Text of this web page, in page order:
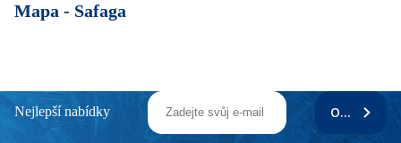
Mapa - Safaga
Nejlepší nabídky ODEBÍRAT